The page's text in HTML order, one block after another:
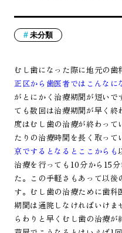
未分類
むし歯になった際に地元の歯
正区から歯医者ではこんなに
がとにかく治療期間が短い
ても数回は治療期間が早く
度はむし歯の治療が終わって
たりの治療時間を長く取って
京でするとなるとここからも
治療を行っても10分から15
た。この手軽さもあって以
す。むし歯の治療ために歯
期間は通院しなければいけま
らわりと早くむし歯の治療